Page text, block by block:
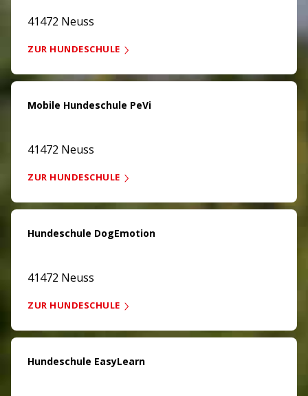
41472 Neuss
ZUR HUNDESCHULE
Mobile Hundeschule PeVi
41472 Neuss
ZUR HUNDESCHULE
Hundeschule DogEmotion
41472 Neuss
ZUR HUNDESCHULE
Hundeschule EasyLearn